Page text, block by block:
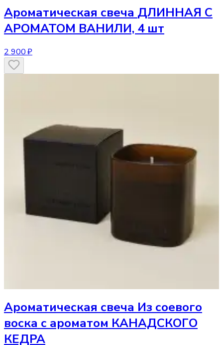
Ароматическая свеча ДЛИННАЯ С
АРОМАТОМ ВАНИЛИ, 4 шт
2 900 ₽
Ароматическая свеча Из соевого
воска с ароматом КАНАДСКОГО
КЕДРА